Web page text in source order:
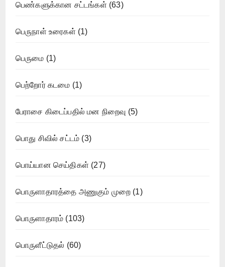
பெண்களுக்கான சட்டங்கள் (63)
பெருநாள் உரைகள் (1)
பெருமை (1)
பெற்றோர் கடமை (1)
பேராசை கிடைப்பதில் மன நிறைவு (5)
பொது சிவில் சட்டம் (3)
பொய்யான செய்திகள் (27)
பொருளாதாரத்தை அணுகும் முறை (1)
பொருளாதாரம் (103)
பொருளீட்டுதல் (60)